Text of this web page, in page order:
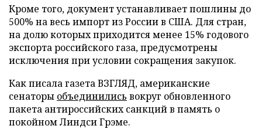
Кроме того, документ устанавливает пошлины до
500% на весь импорт из России в США. Для стран,
на долю которых приходится менее 15% годового
экспорта российского газа, предусмотрены
исключения при условии сокращения закупок.
Как писала газета ВЗГЛЯД, американские
сенаторы объединились вокруг обновленного
пакета антироссийских санкций в память о
покойном Линдси Грэме.